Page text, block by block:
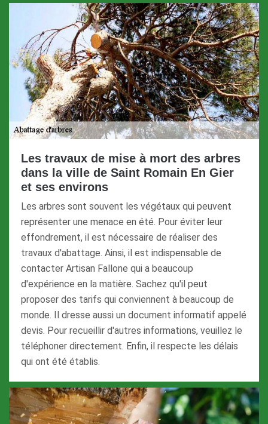
Les travaux de mise à mort des arbres
dans la ville de Saint Romain En Gier
et ses environs
Les arbres sont souvent les végétaux qui peuvent
représenter une menace en été. Pour éviter leur
effondrement, il est nécessaire de réaliser des
travaux d'abattage. Ainsi, il est indispensable de
contacter Artisan Fallone qui a beaucoup
d'expérience en la matière. Sachez qu'il peut
proposer des tarifs qui conviennent à beaucoup de
monde. Il dresse aussi un document informatif appelé
devis. Pour recueillir d'autres informations, veuillez le
téléphoner directement. Enfin, il respecte les délais
qui ont été établis.